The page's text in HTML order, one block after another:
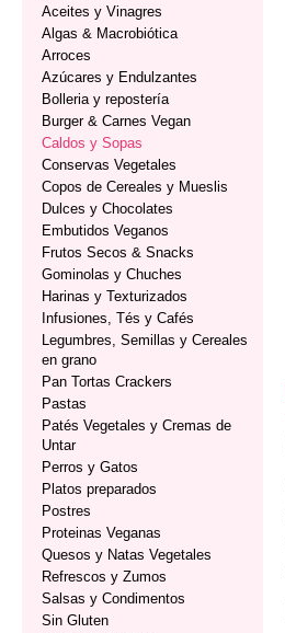
Aceites y Vinagres
Algas & Macrobiótica
Arroces
Azúcares y Endulzantes
Bolleria y repostería
Burger & Carnes Vegan
Caldos y Sopas
Conservas Vegetales
Copos de Cereales y Mueslis
Dulces y Chocolates
Embutidos Veganos
Frutos Secos & Snacks
Gominolas y Chuches
Harinas y Texturizados
Infusiones, Tés y Cafés
Legumbres, Semillas y Cereales
en grano
Pan Tortas Crackers
Pastas
Patés Vegetales y Cremas de
Untar
Perros y Gatos
Platos preparados
Postres
Proteinas Veganas
Quesos y Natas Vegetales
Refrescos y Zumos
Salsas y Condimentos
Sin Gluten